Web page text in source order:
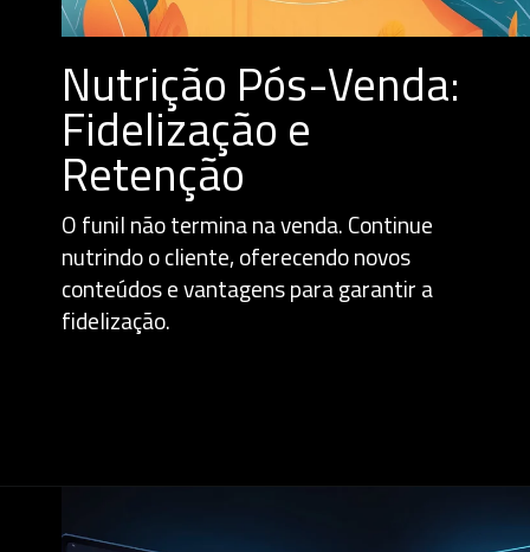
Nutrição Pós-Venda:
Fidelização e
Retenção
O funil não termina na venda. Continue
nutrindo o cliente, oferecendo novos
conteúdos e vantagens para garantir a
fidelização.